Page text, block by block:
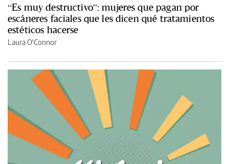
“Es muy destructivo”: mujeres que pagan por
escáneres faciales que les dicen qué tratamientos
estéticos hacerse
Laura O'Connor